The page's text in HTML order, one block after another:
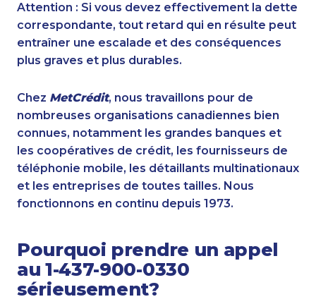
Attention : Si vous devez effectivement la dette
correspondante, tout retard qui en résulte peut
entraîner une escalade et des conséquences
plus graves et plus durables.
Chez MetCrédit, nous travaillons pour de
nombreuses organisations canadiennes bien
connues, notamment les grandes banques et
les coopératives de crédit, les fournisseurs de
téléphonie mobile, les détaillants multinationaux
et les entreprises de toutes tailles. Nous
fonctionnons en continu depuis 1973.
Pourquoi prendre un appel
au 1-437-900-0330
sérieusement?